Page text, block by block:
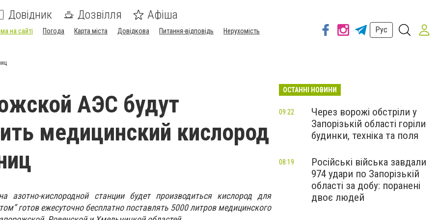
Довідник Дозвілля Афіша
на сайті Погода Карта міста Довідкова Питання-відповідь Нерухомість Рус
АЭС будут
медицинский кислород
кислородной станции будет производиться кислород для
готов ежесуточно бесплатно поставлять 5000 литров медицинского
ОСТАННІ НОВИНИ
Через ворожі обстріли у
Запорізькій області горіли
будинки, техніка та поля
09:22
Російські війська завдали
974 удари по Запорізькій
області за добу: поранені
двоє людей
08:19